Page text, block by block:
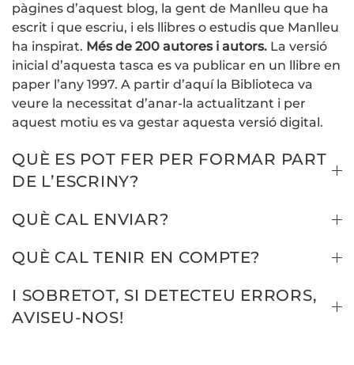
pàgines d’aquest blog, la gent de Manlleu que ha
escrit i que escriu, i els llibres o estudis que Manlleu
ha inspirat. Més de 200 autores i autors. La versió
inicial d’aquesta tasca es va publicar en un llibre en
paper l’any 1997. A partir d’aquí la Biblioteca va
veure la necessitat d’anar-la actualitzant i per
aquest motiu es va gestar aquesta versió digital.
QUÈ ES POT FER PER FORMAR PART
DE L’ESCRINY?
QUÈ CAL ENVIAR?
QUÈ CAL TENIR EN COMPTE?
I SOBRETOT, SI DETECTEU ERRORS,
AVISEU-NOS!